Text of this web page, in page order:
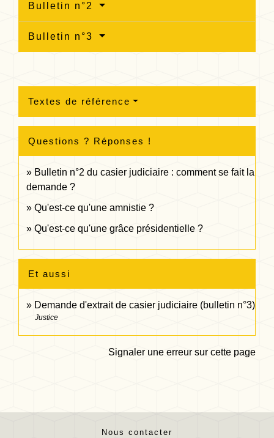
Bulletin n°2
Bulletin n°3
Textes de référence
Questions ? Réponses !
Bulletin n°2 du casier judiciaire : comment se fait la
demande ?
Qu'est-ce qu'une amnistie ?
Qu'est-ce qu'une grâce présidentielle ?
Et aussi
Demande d'extrait de casier judiciaire (bulletin n°3)
Justice
Signaler une erreur sur cette page
Nous contacter